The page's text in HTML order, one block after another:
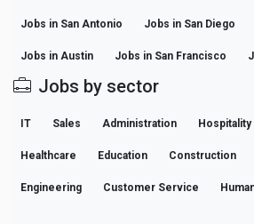
Jobs in San Antonio Jobs in San Diego
Jobs in Austin Jobs in San Francisco
Jobs by sector
IT Sales Administration Hospitality
Healthcare Education Construction
Engineering Customer Service